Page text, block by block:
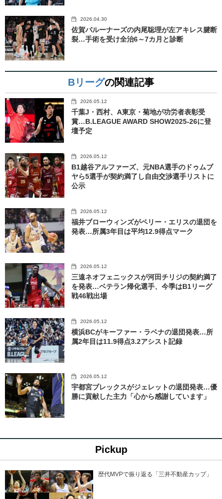
2026.04.30
佐賀バルーナーズの内尾聡理が左アキレス腱断
裂…手術を受け全治6～7カ月と診断
Bリーグの関連記事
2026.05.12
千葉J・西村、A東京・菊地が功労者表彰受
賞…B.LEAGUE AWARD SHOW2025-26に登
壇予定
2026.05.12
B1越谷アルファーズ、元NBA選手のドゥムブ
ヤら5選手が契約満了し自由交渉選手リストに
公示
2026.05.12
福井ブローウィンズがペリー・エリスの退団を
発表…所属3年目は平均12.9得点マーク
2026.05.12
三遠ネオフェニックスが河田チリジの契約満了
を発表…ベテラン帰化選手、今季はB1リーグ
戦46戦出場
2026.05.12
横浜BCがキーファー・ラベナの退団発表…所
属2年目は11.9得点3.2アシスト記録
2026.05.12
宇都宮ブレックスがジェレットの退団発表…優
勝に貢献した主力「心から感謝しています」
Pickup
歴代MVPで振り返る「三井不動産カップ」